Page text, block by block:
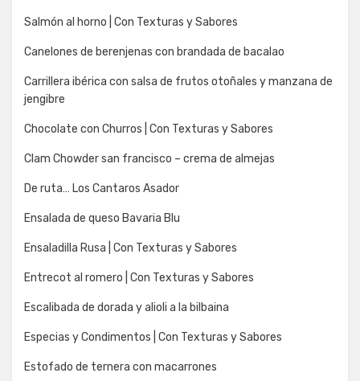
Salmón al horno | Con Texturas y Sabores
Canelones de berenjenas con brandada de bacalao
Carrillera ibérica con salsa de frutos otoñales y manzana de
jengibre
Chocolate con Churros | Con Texturas y Sabores
Clam Chowder san francisco – crema de almejas
De ruta… Los Cantaros Asador
Ensalada de queso Bavaria Blu
Ensaladilla Rusa | Con Texturas y Sabores
Entrecot al romero | Con Texturas y Sabores
Escalibada de dorada y alioli a la bilbaina
Especias y Condimentos | Con Texturas y Sabores
Estofado de ternera con macarrones